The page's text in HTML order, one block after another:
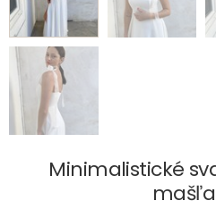
Minimalistické